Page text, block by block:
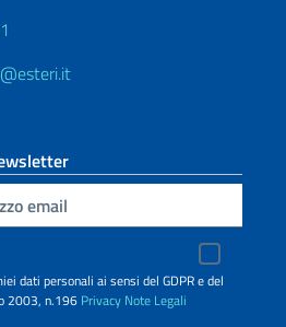
dati personali ai sensi del GDPR e del
2003, n.196 Privacy Note Legali